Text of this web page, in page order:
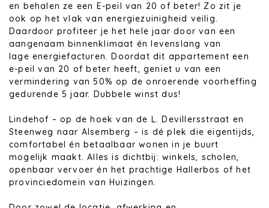
en behalen ze een E-peil van 20 of beter! Zo zit je
ook op het vlak van energiezuinigheid veilig.
Daardoor profiteer je het hele jaar door van een
aangenaam binnenklimaat én levenslang van
lage energiefacturen. Doordat dit appartement een
e-peil van 20 of beter heeft, geniet u van een
vermindering van 50% op de onroerende voorheffing
gedurende 5 jaar. Dubbele winst dus!
Lindehof – op de hoek van de L. Devillersstraat en
Steenweg naar Alsemberg – is dé plek die eigentijds,
comfortabel én betaalbaar wonen in je buurt
mogelijk maakt. Alles is dichtbij: winkels, scholen,
openbaar vervoer én het prachtige Hallerbos of het
provinciedomein van Huizingen.